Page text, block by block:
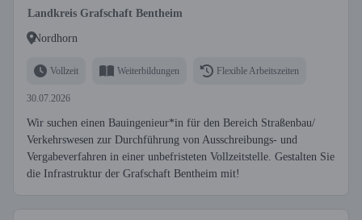
Landkreis Grafschaft Bentheim
Nordhorn
Vollzeit Weiterbildungen Flexible Arbeitszeiten
30.07.2026
Wir suchen einen Bauingenieur*in für den Bereich Straßenbau/
Verkehrswesen zur Durchführung von Ausschreibungs- und
Vergabeverfahren in einer unbefristeten Vollzeitstelle. Gestalten Sie
die Infrastruktur der Grafschaft Bentheim mit!